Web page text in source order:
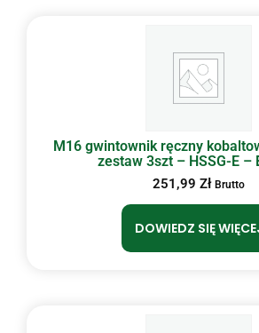
M16 gwintownik ręczny
zestaw 3szt – HSSG-E –
251,99 Zł Brutto
DOWIEDZ SIĘ